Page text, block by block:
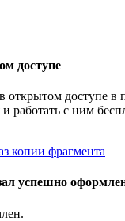
доступе
открытом доступе
работать с ним
копии фрагмента
успешно